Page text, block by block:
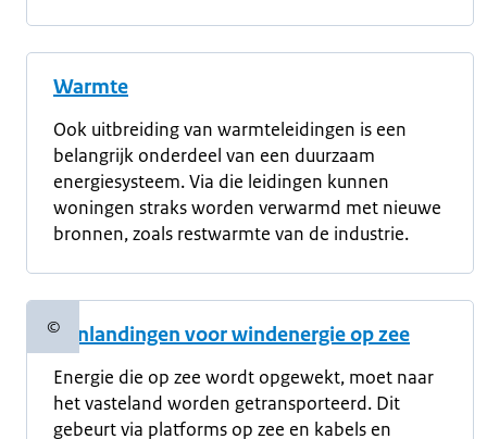
Warmte
Ook uitbreiding van warmteleidingen is een
belangrijk onderdeel van een duurzaam
energiesysteem. Via die leidingen kunnen
woningen straks worden verwarmd met nieuwe
bronnen, zoals restwarmte van de industrie.
©Copyrightinformatie
Aanlandingen voor windenergie op zee
Energie die op zee wordt opgewekt, moet naar
het vasteland worden getransporteerd. Dit
gebeurt via platforms op zee en kabels en